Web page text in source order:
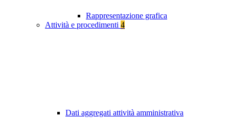
Rappresentazione grafica
Attività e procedimenti 4
Dati aggregati attività amministrativa